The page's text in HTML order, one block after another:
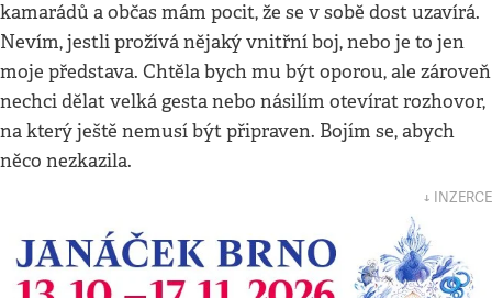
kamarádů a občas mám pocit, že se v sobě dost uzavírá.
Nevím, jestli prožívá nějaký vnitřní boj, nebo je to jen
moje představa. Chtěla bych mu být oporou, ale zároveň
nechci dělat velká gesta nebo násilím otevírat rozhovor,
na který ještě nemusí být připraven. Bojím se, abych
něco nezkazila.
↓ INZERCE